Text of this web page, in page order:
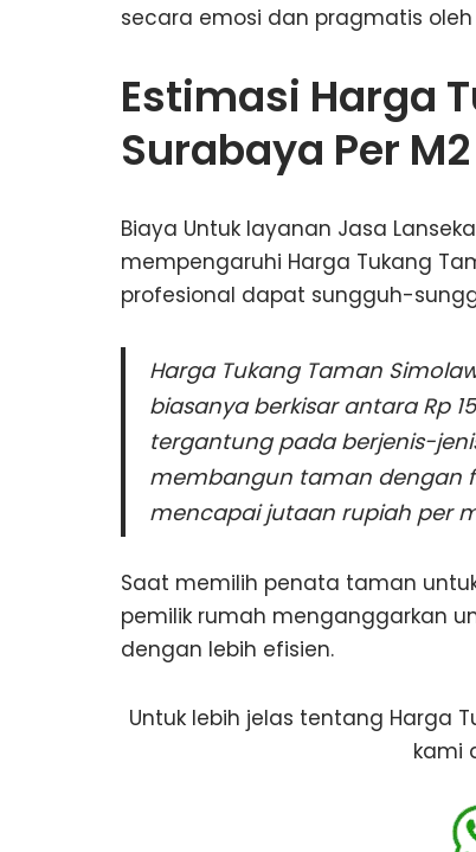
secara emosi dan pragmatis
Estimasi Harga
Surabaya Per M2
Biaya Untuk layanan Jasa
mempengaruhi Harga Tukang
profesional dapat sungguh-
Harga Tukang Taman
biasanya berkisar antara Rp
tergantung pada berjenis-
membangun taman dengan
mencapai jutaan rupiah per
Saat memilih penata taman
pemilik rumah menganggarkan
dengan lebih efisien.
Untuk lebih jelas tentang Harga
kami